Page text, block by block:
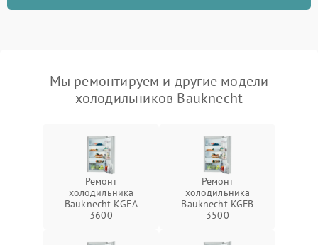
Мы ремонтируем и другие модели
холодильников Bauknecht
Ремонт
холодильника
Bauknecht KGEA
3600
Ремонт
холодильника
Bauknecht KGFB
3500